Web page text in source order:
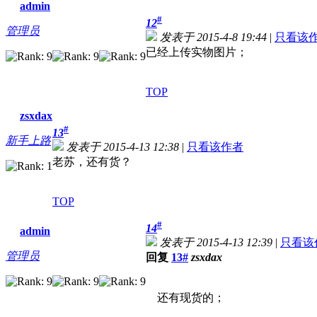
admin
管理员
12#
发表于 2015-4-8 19:44 | 只看该
已经上传实物图片；
TOP
zsxdax
新手上路
13#
发表于 2015-4-13 12:38 | 只看该作者
老苏，还有货？
TOP
admin
管理员
14#
发表于 2015-4-13 12:39 | 只看该
回复 13# zsxdax
还有现货的；